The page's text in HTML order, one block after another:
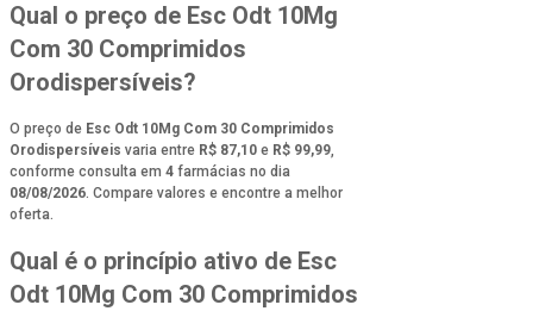
Qual o preço de Esc Odt 10Mg
Com 30 Comprimidos
Orodispersíveis?
O preço de Esc Odt 10Mg Com 30 Comprimidos
Orodispersíveis varia entre R$ 87,10 e R$ 99,99,
conforme consulta em 4 farmácias no dia
08/08/2026. Compare valores e encontre a melhor
oferta.
Qual é o princípio ativo de Esc
Odt 10Mg Com 30 Comprimidos